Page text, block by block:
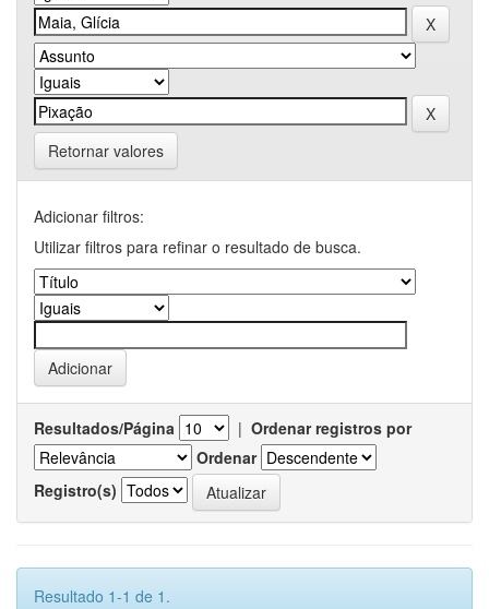
Retornar valores
Adicionar filtros:
Utilizar filtros para refinar o resultado de busca.
Resultados/Página | Ordenar registros por
Ordenar
Registro(s)
Resultado 1-1 de 1.